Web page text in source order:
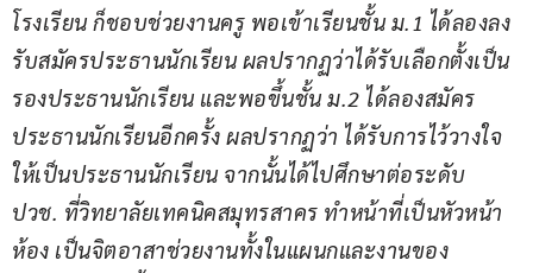
โรงเรียน ก็ชอบช่วยงานครู พอเข้าเรียนชั้น ม.1 ได้ลองลง
รับสมัครประธานนักเรียน ผลปรากฏว่าได้รับเลือกตั้งเป็น
รองประธานนักเรียน และพอขึ้นชั้น ม.2 ได้ลองสมัคร
ประธานนักเรียนอีกครั้ง ผลปรากฏว่า ได้รับการไว้วางใจ
ให้เป็นประธานนักเรียน จากนั้นได้ไปศึกษาต่อระดับ
ปวช. ที่วิทยาลัยเทคนิคสมุทรสาคร ทำหน้าที่เป็นหัวหน้า
ห้อง เป็นจิตอาสาช่วยงานทั้งในแผนกและงานของ